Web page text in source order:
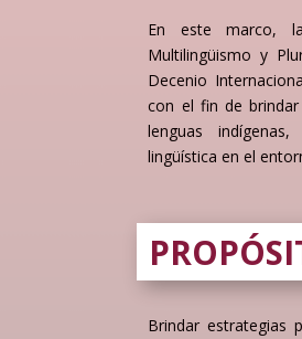
En este marco,
Multilingüismo y
Decenio
con el fin de
lenguas
lingüística en el
Brindar estrategias